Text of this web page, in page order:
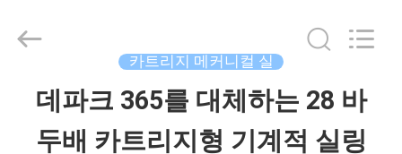
International
카트리지 메커니컬 실
데파크 365를 대체하는 28 바
두배 카트리지형 기계적 실링